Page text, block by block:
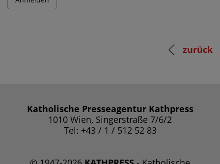
zurück
Katholische Presseagentur Kathpress
1010 Wien, Singerstraße 7/6/2
Tel: +43 / 1 / 512 52 83